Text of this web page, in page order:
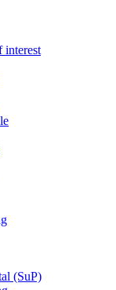
interest
(SuP)